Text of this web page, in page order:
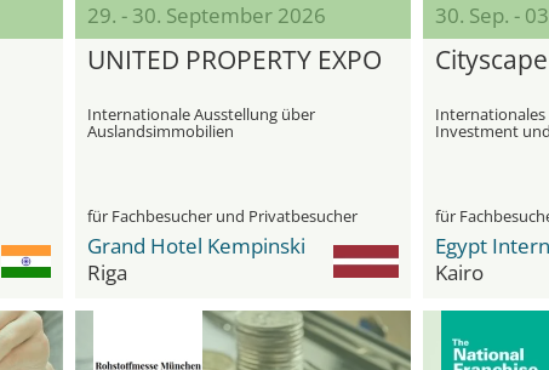
29. - 30. September 2026
UNITED PROPERTY EXPO
Internationale Ausstellung über
Auslandsimmobilien
für Fachbesucher und Privatbesucher
Grand Hotel Kempinski
Riga
30. Sep. -
Investment
für
Kairo